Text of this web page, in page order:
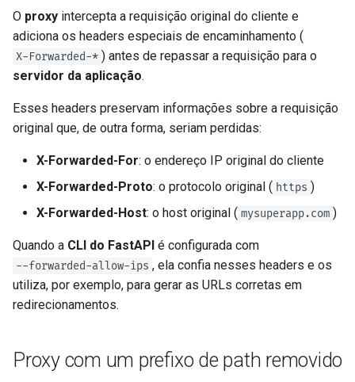
O proxy intercepta a requisição original do cliente e
adiciona os headers especiais de encaminhamento (
X-Forwarded-* ) antes de repassar a requisição para o
servidor da aplicação.
Esses headers preservam informações sobre a requisição
original que, de outra forma, seriam perdidas:
X-Forwarded-For: o endereço IP original do cliente
X-Forwarded-Proto: o protocolo original ( https )
X-Forwarded-Host: o host original ( mysuperapp.com )
Quando a CLI do FastAPI é configurada com
--forwarded-allow-ips , ela confia nesses headers e os
utiliza, por exemplo, para gerar as URLs corretas em
redirecionamentos.
Proxy com um prefixo de path removido